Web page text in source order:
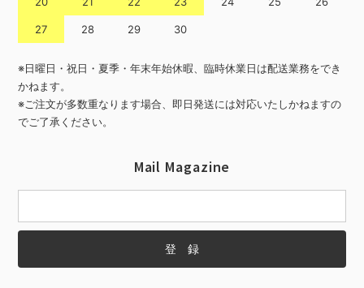
27 28 29 30
※日曜日・祝日・夏季・年末年始休暇、臨時休業日は配送業務をでき
かねます。
※ご注文が多数重なります場合、即日発送には対応いたしかねますの
でご了承ください。
Mail Magazine